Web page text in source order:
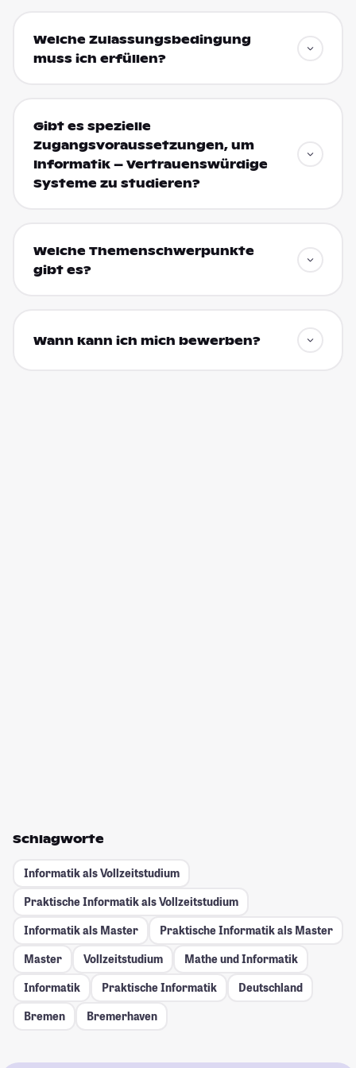
Welche Zulassungsbedingung
muss ich erfüllen?
Gibt es spezielle
Zugangsvoraussetzungen, um
Informatik – Vertrauenswürdige
Systeme zu studieren?
Welche Themenschwerpunkte
gibt es?
Wann kann ich mich bewerben?
Schlagworte
Informatik als Vollzeitstudium
Praktische Informatik als Vollzeitstudium
Informatik als Master
Praktische Informatik als Master
Master
Vollzeitstudium
Mathe und Informatik
Informatik
Praktische Informatik
Deutschland
Bremen
Bremerhaven